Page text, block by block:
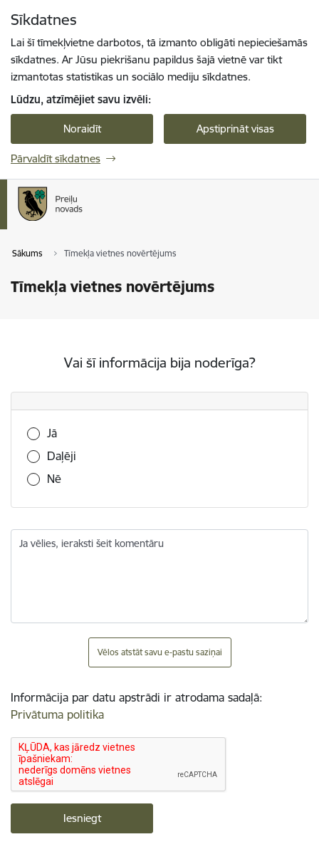
Sīkdatnes
Lai šī tīmekļvietne darbotos, tā izmanto obligāti nepieciešamās
sīkdatnes. Ar Jūsu piekrišanu papildus šajā vietnē var tikt
izmantotas statistikas un sociālo mediju sīkdatnes.
Lūdzu, atzīmējiet savu izvēli:
Noraidīt Apstiprināt visas
Pārvaldīt sīkdatnes
Sākums Tīmekļa vietnes novērtējums
Tīmekļa vietnes novērtējums
Vai šī informācija bija noderīga?
Vai šī informācija bija noderīga?
Jā
Daļēji
Nē
Ja vēlies, ieraksti šeit komentāru
Vēlos atstāt savu e-pastu saziņai
Informācija par datu apstrādi ir atrodama sadaļā:
Privātuma politika